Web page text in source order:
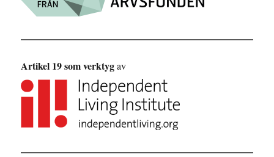
Artikel 19 som verktygav